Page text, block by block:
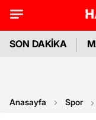
SON DAKİKA
Anasayfa Spor